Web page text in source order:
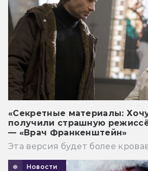
«Секретные материалы:
получили страшную
— «Врач Франкенштейн»
Эта версия будет более
Новости